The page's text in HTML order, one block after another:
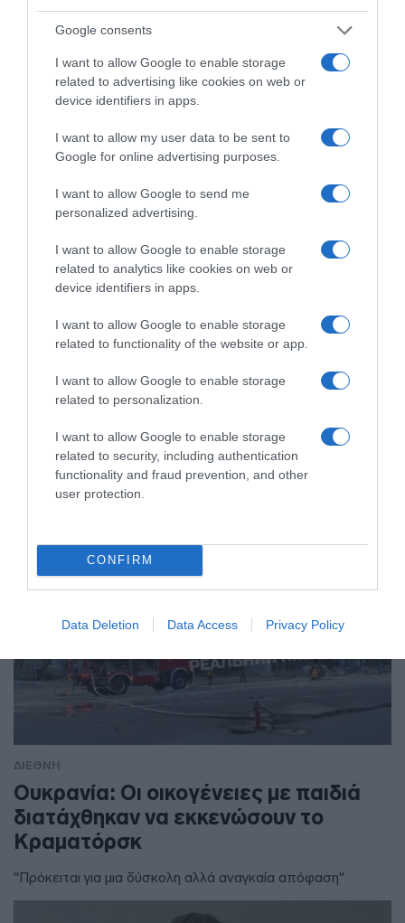
Google consents
I want to allow Google to enable storage
related to advertising like cookies on web or
device identifiers in apps.
I want to allow my user data to be sent to
Google for online advertising purposes.
I want to allow Google to send me
personalized advertising.
I want to allow Google to enable storage
related to analytics like cookies on web or
device identifiers in apps.
I want to allow Google to enable storage
related to functionality of the website or app.
I want to allow Google to enable storage
related to personalization.
I want to allow Google to enable storage
related to security, including authentication
functionality and fraud prevention, and other
user protection.
CONFIRM
Data Deletion Data Access Privacy Policy
ΔΙΕΘΝΗ
Αυστρία: Νέο ρεκόρ υψηλής
θερμοκρασίας, με 41,2 βαθμούς
Κελσίου
Η χώρα βίωσε ήδη έναν Ιούλιο εξαιρετικά ζεστό και ξηρό
ΔΙΕΘΝΗ
Ουκρανία: Οι οικογένειες με παιδιά
διατάχθηκαν να εκκενώσουν το
Κραματόρσκ
"Πρόκειται για μια δύσκολη αλλά αναγκαία απόφαση"